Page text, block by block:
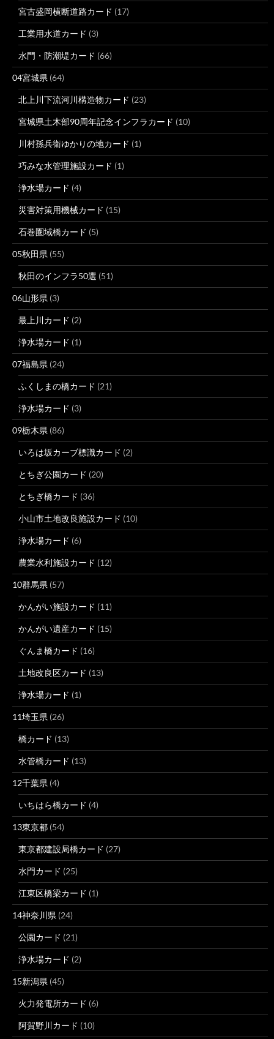
宮古盛岡横断道路カード (17)
工業用水道カード (3)
水門・防潮堤カード (66)
04宮城県 (64)
北上川下流河川構造物カード (23)
宮城県土木部90周年記念インフラカード (10)
川村孫兵衛ゆかりの地カード (1)
巧みな水管理施設カード (1)
浄水場カード (4)
災害対策用機械カード (15)
石巻圏域橋カード (5)
05秋田県 (55)
秋田のインフラ50選 (51)
06山形県 (3)
最上川カード (2)
浄水場カード (1)
07福島県 (24)
ふくしまの橋カード (21)
浄水場カード (3)
09栃木県 (86)
いろは坂カーブ標識カード (2)
とちぎ公園カード (20)
とちぎ橋カード (36)
小山市土地改良施設カード (10)
浄水場カード (6)
農業水利施設カード (12)
10群馬県 (57)
かんがい施設カード (11)
かんがい遺産カード (15)
ぐんま橋カード (16)
土地改良区カード (13)
浄水場カード (1)
11埼玉県 (26)
橋カード (13)
水管橋カード (13)
12千葉県 (4)
いちはら橋カード (4)
13東京都 (54)
東京都建設局橋カード (27)
水門カード (25)
江東区橋梁カード (1)
14神奈川県 (24)
公園カード (21)
浄水場カード (2)
15新潟県 (45)
火力発電所カード (6)
阿賀野川カード (10)